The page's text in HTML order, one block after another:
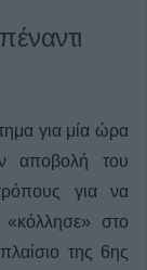
για μία ώρα
αποβολή του
για να
στο
της 6ης